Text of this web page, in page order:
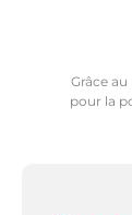
Grâce
pour la